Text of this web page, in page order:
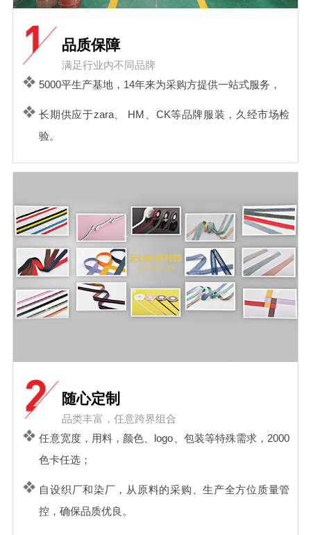
品质保障
满足行业内不同品牌
5000平生产基地，14年来为采购方提供一站式服务，
长期供应于zara、 HM、CK等品牌服装，久经市场检
验。
随心定制
品类丰富，任意跨界组合
任意宽度，用料，颜色、logo、包装等特殊需求，2000
色卡任选；
自设织厂和染厂，从原料的采购、生产全方位质量管
控，确保品质优良。